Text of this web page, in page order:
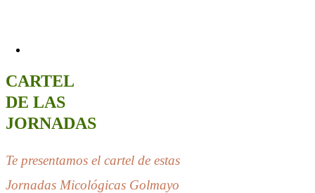
CARTEL
DE LAS
JORNADAS
Te presentamos el cartel de estas
Jornadas Micológicas Golmayo